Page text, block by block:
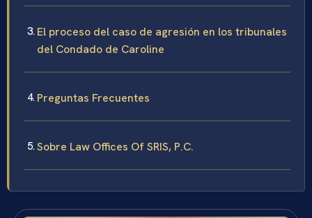
El proceso del caso de agresión en los tribunales
del Condado de Caroline
Preguntas Frecuentes
Sobre Law Offices Of SRIS, P.C.